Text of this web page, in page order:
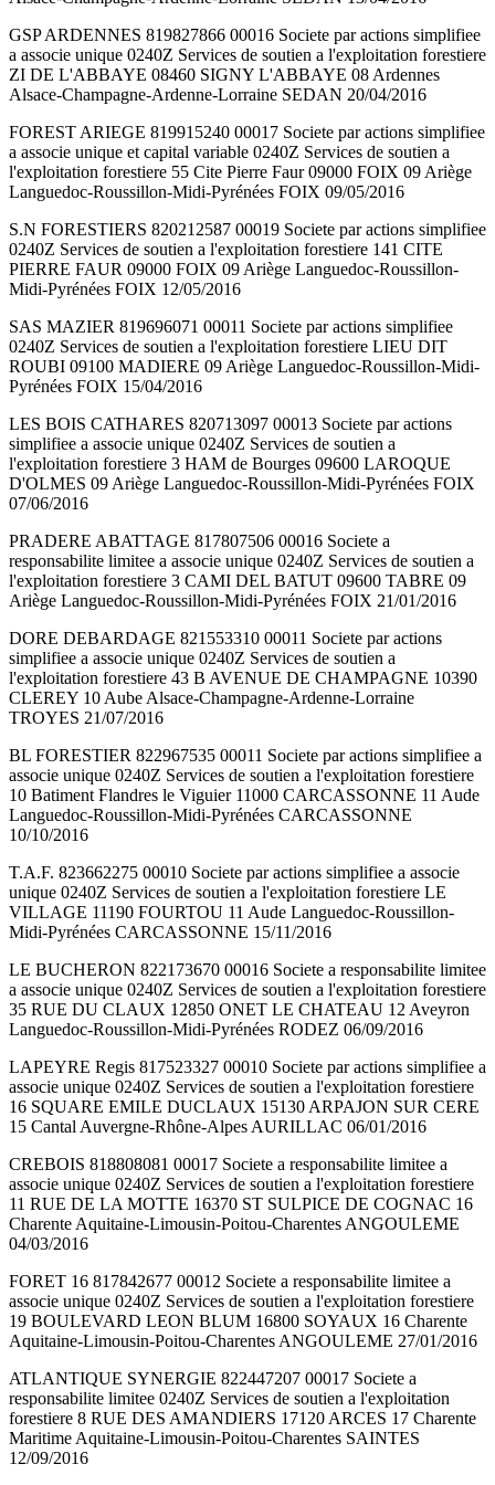
GSP ARDENNES 819827866 00016 Societe par actions simplifiee
a associe unique 0240Z Services de soutien a l'exploitation forestiere
ZI DE L'ABBAYE 08460 SIGNY L'ABBAYE 08 Ardennes
Alsace-Champagne-Ardenne-Lorraine SEDAN 20/04/2016
FOREST ARIEGE 819915240 00017 Societe par actions simplifiee
a associe unique et capital variable 0240Z Services de soutien a
l'exploitation forestiere 55 Cite Pierre Faur 09000 FOIX 09 Ariège
Languedoc-Roussillon-Midi-Pyrénées FOIX 09/05/2016
S.N FORESTIERS 820212587 00019 Societe par actions simplifiee
0240Z Services de soutien a l'exploitation forestiere 141 CITE
PIERRE FAUR 09000 FOIX 09 Ariège Languedoc-Roussillon-
Midi-Pyrénées FOIX 12/05/2016
SAS MAZIER 819696071 00011 Societe par actions simplifiee
0240Z Services de soutien a l'exploitation forestiere LIEU DIT
ROUBI 09100 MADIERE 09 Ariège Languedoc-Roussillon-Midi-
Pyrénées FOIX 15/04/2016
LES BOIS CATHARES 820713097 00013 Societe par actions
simplifiee a associe unique 0240Z Services de soutien a
l'exploitation forestiere 3 HAM de Bourges 09600 LAROQUE
D'OLMES 09 Ariège Languedoc-Roussillon-Midi-Pyrénées FOIX
07/06/2016
PRADERE ABATTAGE 817807506 00016 Societe a
responsabilite limitee a associe unique 0240Z Services de soutien a
l'exploitation forestiere 3 CAMI DEL BATUT 09600 TABRE 09
Ariège Languedoc-Roussillon-Midi-Pyrénées FOIX 21/01/2016
DORE DEBARDAGE 821553310 00011 Societe par actions
simplifiee a associe unique 0240Z Services de soutien a
l'exploitation forestiere 43 B AVENUE DE CHAMPAGNE 10390
CLEREY 10 Aube Alsace-Champagne-Ardenne-Lorraine
TROYES 21/07/2016
BL FORESTIER 822967535 00011 Societe par actions simplifiee a
associe unique 0240Z Services de soutien a l'exploitation forestiere
10 Batiment Flandres le Viguier 11000 CARCASSONNE 11 Aude
Languedoc-Roussillon-Midi-Pyrénées CARCASSONNE
10/10/2016
T.A.F. 823662275 00010 Societe par actions simplifiee a associe
unique 0240Z Services de soutien a l'exploitation forestiere LE
VILLAGE 11190 FOURTOU 11 Aude Languedoc-Roussillon-
Midi-Pyrénées CARCASSONNE 15/11/2016
LE BUCHERON 822173670 00016 Societe a responsabilite limitee
a associe unique 0240Z Services de soutien a l'exploitation forestiere
35 RUE DU CLAUX 12850 ONET LE CHATEAU 12 Aveyron
Languedoc-Roussillon-Midi-Pyrénées RODEZ 06/09/2016
LAPEYRE Regis 817523327 00010 Societe par actions simplifiee a
associe unique 0240Z Services de soutien a l'exploitation forestiere
16 SQUARE EMILE DUCLAUX 15130 ARPAJON SUR CERE
15 Cantal Auvergne-Rhône-Alpes AURILLAC 06/01/2016
CREBOIS 818808081 00017 Societe a responsabilite limitee a
associe unique 0240Z Services de soutien a l'exploitation forestiere
11 RUE DE LA MOTTE 16370 ST SULPICE DE COGNAC 16
Charente Aquitaine-Limousin-Poitou-Charentes ANGOULEME
04/03/2016
FORET 16 817842677 00012 Societe a responsabilite limitee a
associe unique 0240Z Services de soutien a l'exploitation forestiere
19 BOULEVARD LEON BLUM 16800 SOYAUX 16 Charente
Aquitaine-Limousin-Poitou-Charentes ANGOULEME 27/01/2016
ATLANTIQUE SYNERGIE 822447207 00017 Societe a
responsabilite limitee 0240Z Services de soutien a l'exploitation
forestiere 8 RUE DES AMANDIERS 17120 ARCES 17 Charente
Maritime Aquitaine-Limousin-Poitou-Charentes SAINTES
12/09/2016